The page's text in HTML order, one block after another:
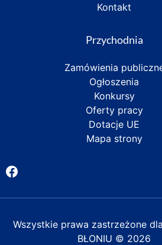
Kontakt
Przychodnia
Zamówienia
Ogłoszenia
Konkursy
Oferty pracy
Dotacje UE
Mapa strony
Facebook
Wszystkie prawa zastrzeżone dla
BŁONIU © 2026